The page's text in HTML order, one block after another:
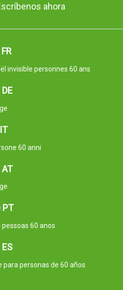
ahora
invisible personnes 60 ans
60 anni
PT
60 anos
para personas de 60 años